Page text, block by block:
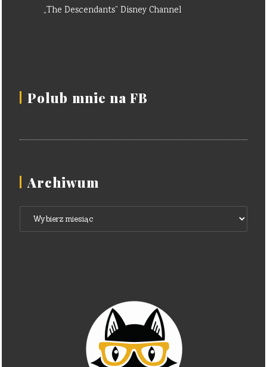
„The Descendants” Disney Channel
Polub mnie na FB
Archiwum
Archiwum